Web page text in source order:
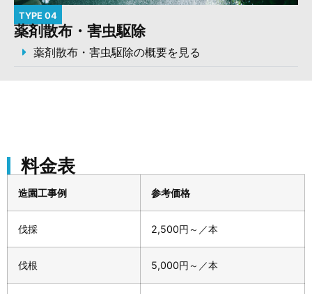
TYPE 04
薬剤散布・害虫駆除
薬剤散布・害虫駆除の概要を見る
料金表
造園工事例 参考価格
伐採 2,500円～／本
伐根 5,000円～／本